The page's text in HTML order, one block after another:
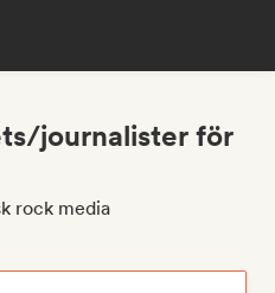
journalister för
rock media